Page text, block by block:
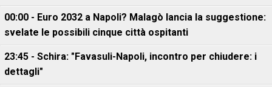
00:00 - Euro 2032 a Napoli? Malagò lancia la suggestione:
svelate le possibili cinque città ospitanti
23:45 - Schira: "Favasuli-Napoli, incontro per chiudere: i
dettagli"